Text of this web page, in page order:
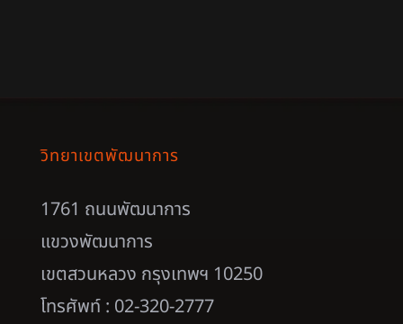
วิทยาเขตพัฒนาการ
1761 ถนนพัฒนาการ
แขวงพัฒนาการ
เขตสวนหลวง กรุงเทพฯ 10250
โทรศัพท์ : 02-320-2777